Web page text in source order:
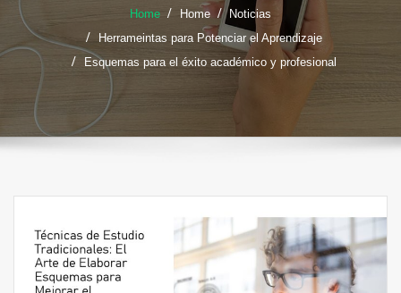
Home Home
Noticias
Herrameintas para Potenciar el Aprendizaje
Esquemas para el éxito académico y profesional